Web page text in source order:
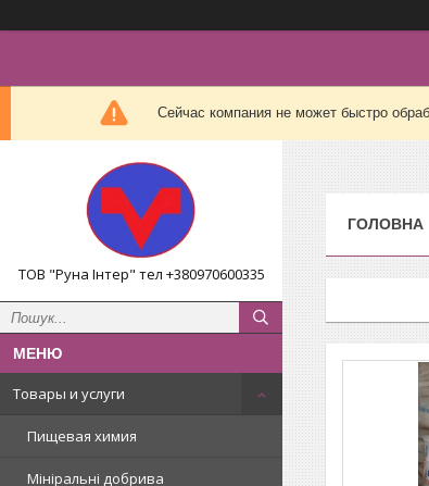
Сейчас компания не может быстро
ТОВ "Руна Інтер" тел +380970600335
Товары и услуги
Пищевая химия
Мініральні добрива
ГОЛОВНА